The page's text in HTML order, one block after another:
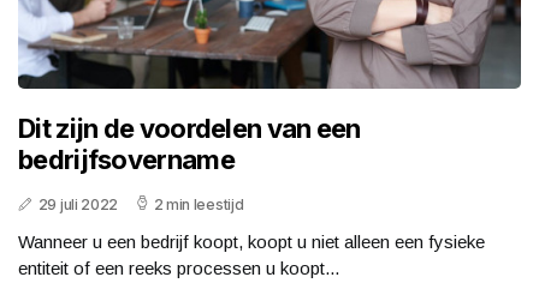
Dit zijn de voordelen van een
bedrijfsovername
29 juli 2022 2 min leestijd
Wanneer u een bedrijf koopt, koopt u niet alleen een fysieke
entiteit of een reeks processen u koopt...